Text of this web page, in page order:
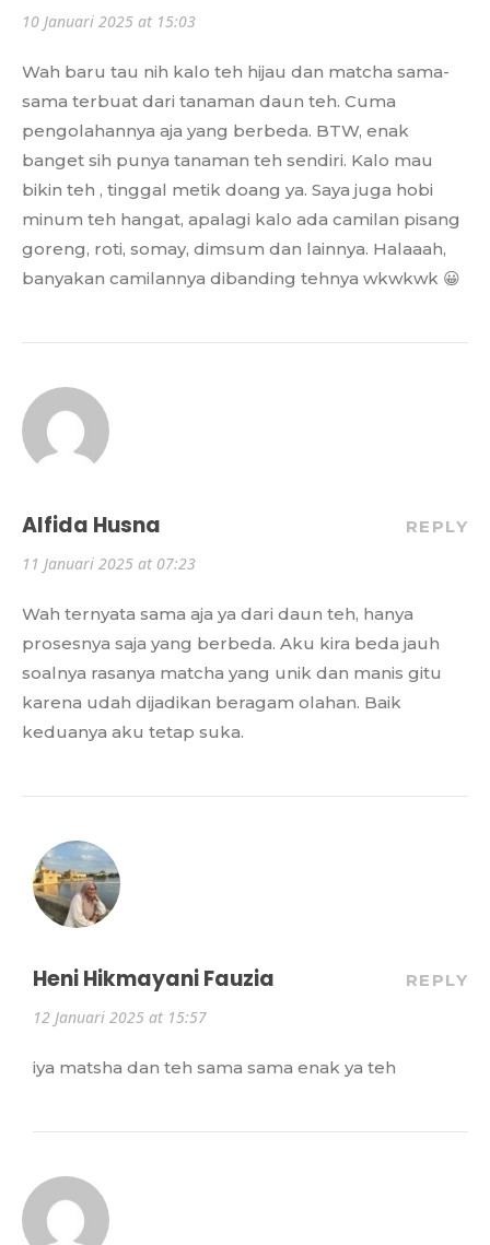
10 Januari 2025 at 15:03
Wah baru tau nih kalo teh hijau dan matcha sama-
sama terbuat dari tanaman daun teh. Cuma
pengolahannya aja yang berbeda. BTW, enak
banget sih punya tanaman teh sendiri. Kalo mau
bikin teh , tinggal metik doang ya. Saya juga hobi
minum teh hangat, apalagi kalo ada camilan pisang
goreng, roti, somay, dimsum dan lainnya. Halaaah,
banyakan camilannya dibanding tehnya wkwkwk 😀
Alfida Husna
11 Januari 2025 at 07:23
REPLY
Wah ternyata sama aja ya dari daun teh, hanya
prosesnya saja yang berbeda. Aku kira beda jauh
soalnya rasanya matcha yang unik dan manis gitu
karena udah dijadikan beragam olahan. Baik
keduanya aku tetap suka.
Heni Hikmayani Fauzia
12 Januari 2025 at 15:57
REPLY
iya matsha dan teh sama sama enak ya teh